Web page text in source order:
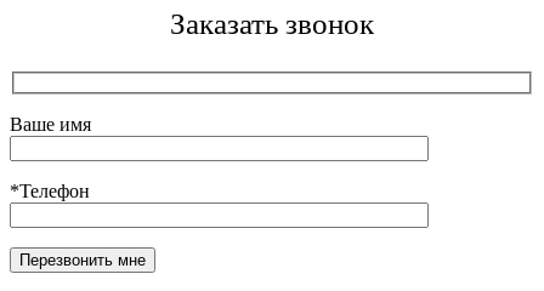
Заказать звонок
Ваше имя
*Телефон